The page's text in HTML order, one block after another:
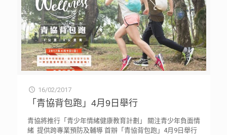
16/02/2017
「青協背包跑」4月9日舉行
青協將推行「青少年情緒健康教育計劃」 關注青少年負面情
緒 提供跨專業預防及輔導 首辦「青協背包跑」4月9日舉行